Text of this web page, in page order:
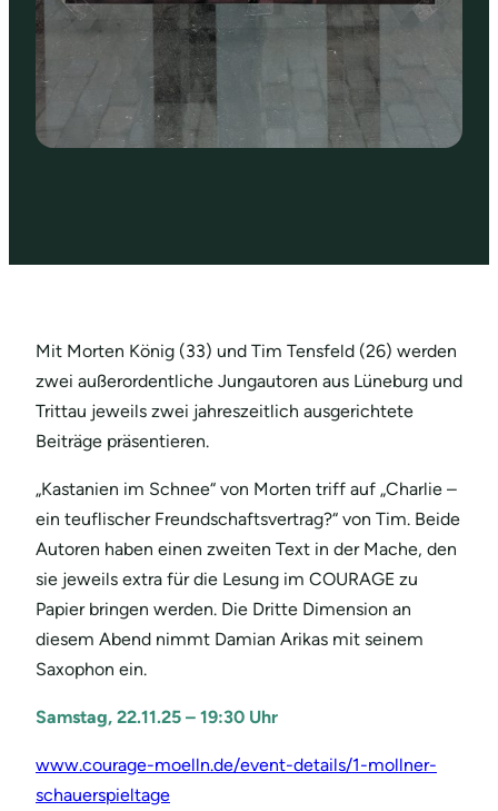
Mit Morten König (33) und Tim Tensfeld (26) werden
zwei außerordentliche Jungautoren aus Lüneburg und
Trittau jeweils zwei jahreszeitlich ausgerichtete
Beiträge präsentieren.
„Kastanien im Schnee“ von Morten triff auf „Charlie –
ein teuflischer Freundschaftsvertrag?“ von Tim. Beide
Autoren haben einen zweiten Text in der Mache, den
sie jeweils extra für die Lesung im COURAGE zu
Papier bringen werden. Die Dritte Dimension an
diesem Abend nimmt Damian Arikas mit seinem
Saxophon ein.
Samstag, 22.11.25 – 19:30 Uhr
www.courage-moelln.de/event-details/1-mollner-
schauerspieltage